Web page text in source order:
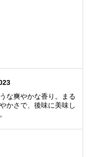
な爽やかな香り。まる
かさで、後味に美味し